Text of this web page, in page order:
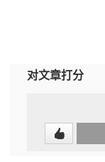
对文章打分